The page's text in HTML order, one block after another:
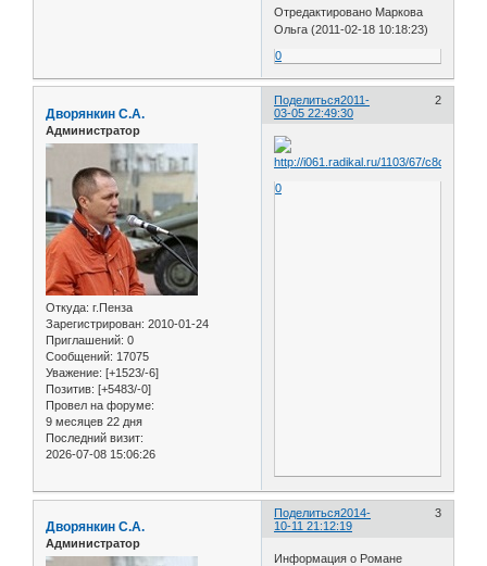
Отредактировано Маркова
Ольга (2011-02-18 10:18:23)
0
Поделиться 2
2011-
03-05 22:49:30
Дворянкин С.А.
Администратор
Откуда: г.Пенза
Зарегистрирован: 2010-01-24
Приглашений: 0
Сообщений: 17075
Уважение: [+1523/-6]
Позитив: [+5483/-0]
Провел на форуме:
9 месяцев 22 дня
Последний визит:
2026-07-08 15:06:26
0
Поделиться 3
2014-
10-11 21:12:19
Дворянкин С.А.
Администратор
Информация о Романе